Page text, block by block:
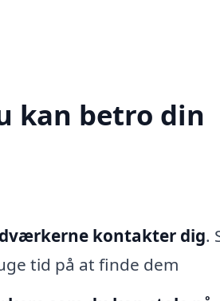
kan betro din
kontakter dig.
tid på at finde dem